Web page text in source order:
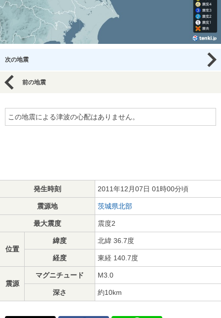
次の地震
前の地震
この地震による津波の心配はありません。
発生時刻 2011年12月07日 01時00分頃
震源地 茨城県北部
最大震度 震度2
位置
緯度 北緯 36.7度
経度 東経 140.7度
震源
マグニチュード M3.0
深さ 約10km